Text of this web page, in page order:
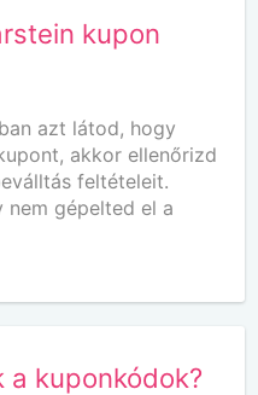
kupon
azt látod, hogy
akkor ellenőrizd
feltételeit.
nem gépelted el a
kuponkódok?